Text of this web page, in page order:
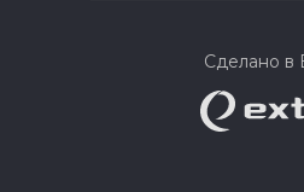
Сделано в